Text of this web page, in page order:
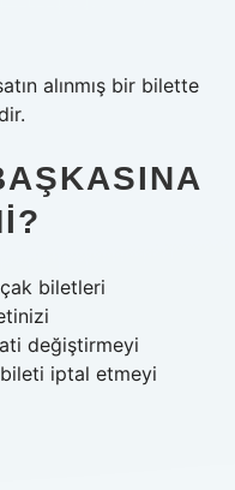
alınmış bir bilette
biletleri
değiştirmeyi
iptal etmeyi